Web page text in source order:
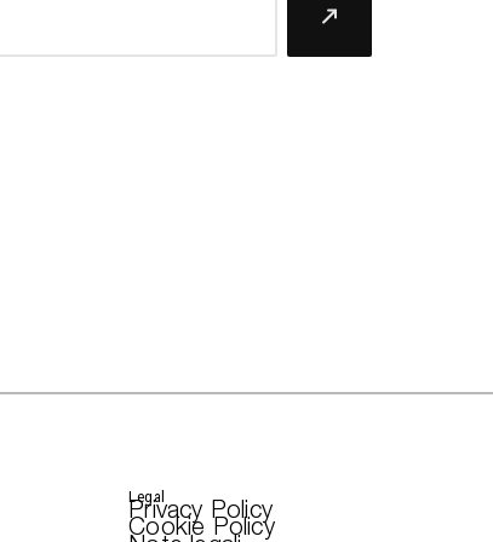
Legal
Privacy Policy
Cookie Policy